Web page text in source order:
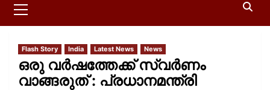
Flash Story India Latest News News
ഒരു വര്‍ഷത്തേക്ക് സ്വര്‍ണം
വാങ്ങരുത് : പ്രധാനമന്ത്രി